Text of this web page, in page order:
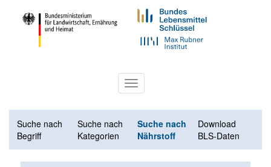
Toggle
navigation
Suche nach
Begriff
Suche nach
Kategorien
Suche nach
Nährstoff
Download
BLS-Daten